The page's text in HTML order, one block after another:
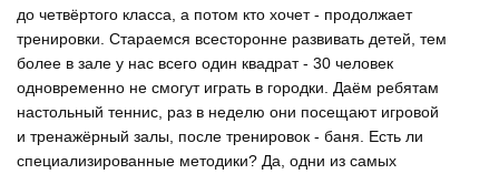
до четвёртого класса, а потом кто хочет - продолжает
тренировки. Стараемся всесторонне развивать детей, тем
более в зале у нас всего один квадрат - 30 человек
одновременно не смогут играть в городки. Даём ребятам
настольный теннис, раз в неделю они посещают игровой
и тренажёрный залы, после тренировок - баня. Есть ли
специализированные методики? Да, одни из самых